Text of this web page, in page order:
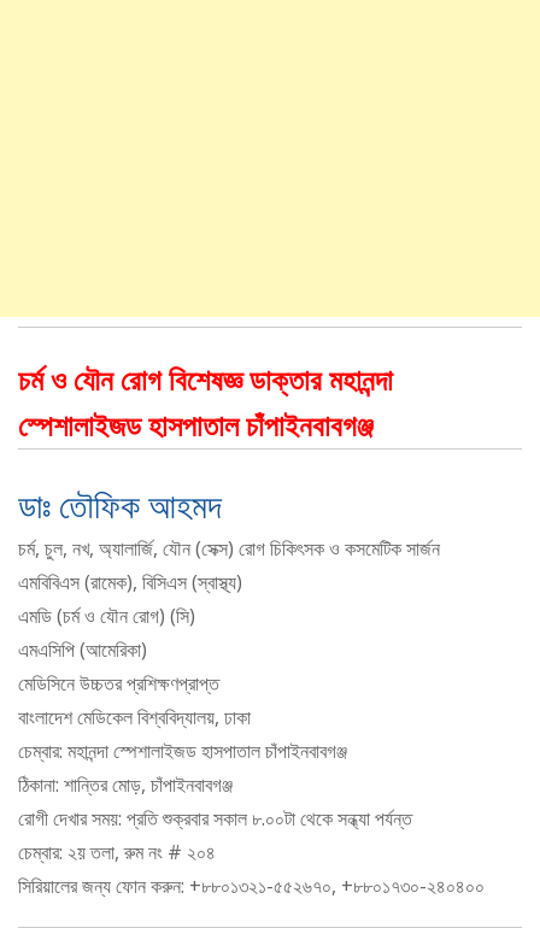
চর্ম ও যৌন রোগ বিশেষজ্ঞ ডাক্তার মহানন্দা
স্পেশালাইজড হাসপাতাল চাঁপাইনবাবগঞ্জ
ডাঃ তৌফিক আহমদ
চর্ম, চুল, নখ, অ্যালার্জি, যৌন (সেক্স) রোগ চিকিৎসক ও কসমেটিক সার্জন
এমবিবিএস (রামেক), বিসিএস (স্বাস্থ্য)
এমডি (চর্ম ও যৌন রোগ) (সি)
এমএসিপি (আমেরিকা)
মেডিসিনে উচ্চতর প্রশিক্ষণপ্রাপ্ত
বাংলাদেশ মেডিকেল বিশ্ববিদ্যালয়, ঢাকা
চেম্বার: মহানন্দা স্পেশালাইজড হাসপাতাল চাঁপাইনবাবগঞ্জ
ঠিকানা: শান্তির মোড়, চাঁপাইনবাবগঞ্জ
রোগী দেখার সময়: প্রতি শুক্রবার সকাল ৮.০০টা থেকে সন্ধ্যা পর্যন্ত
চেম্বার: ২য় তলা, রুম নং # ২০৪
সিরিয়ালের জন্য ফোন করুন: +৮৮০১৩২১-৫৫২৬৭০, +৮৮০১৭৩০-২৪০৪০০